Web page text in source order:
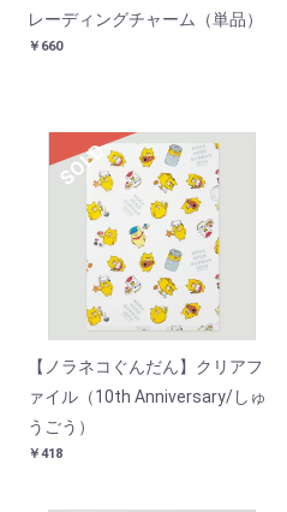
レーディングチャーム（単品）
￥660
SOLD
【ノラネコぐんだん】クリアフ
ァイル（10th Anniversary/しゅ
うごう）
￥418